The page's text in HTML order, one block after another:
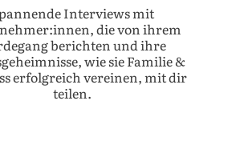
Interviews mit
die von ihrem
berichten und ihre
wie sie Familie &
erfolgreich vereinen, mit dir
teilen.